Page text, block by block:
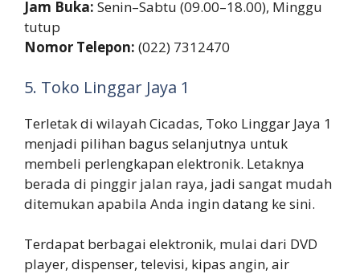
Jam Buka: Senin–Sabtu (09.00–18.00), Minggu
tutup
Nomor Telepon: (022) 7312470
5. Toko Linggar Jaya 1
Terletak di wilayah Cicadas, Toko Linggar Jaya 1
menjadi pilihan bagus selanjutnya untuk
membeli perlengkapan elektronik. Letaknya
berada di pinggir jalan raya, jadi sangat mudah
ditemukan apabila Anda ingin datang ke sini.
Terdapat berbagai elektronik, mulai dari DVD
player, dispenser, televisi, kipas angin, air